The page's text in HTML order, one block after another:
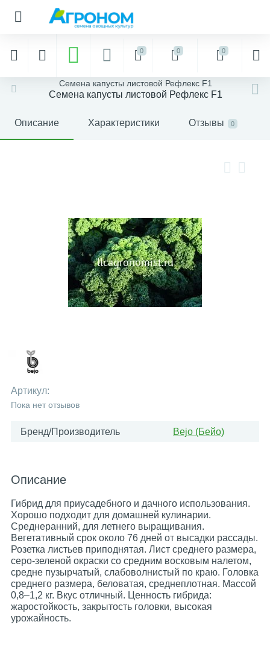
0 0 0
Семена капусты листовой Рефлекс F1
Семена капусты листовой Рефлекс F1
Описание Характеристики Отзывы 0
Артикул:
Пока нет отзывов
Бренд/Производитель Bejo (Бейо)
Описание
Гибрид для приусадебного и дачного использования.
Хорошо подходит для домашней кулинарии.
Среднеранний, для летнего выращивания.
Вегетативный срок около 76 дней от высадки рассады.
Розетка листьев приподнятая. Лист среднего размера,
серо-зеленой окраски со средним восковым налетом,
средне пузырчатый, слабоволнистый по краю. Головка
среднего размера, беловатая, среднеплотная. Массой
0,8–1,2 кг. Вкус отличный. Ценность гибрида:
жаростойкость, закрытость головки, высокая
урожайность.